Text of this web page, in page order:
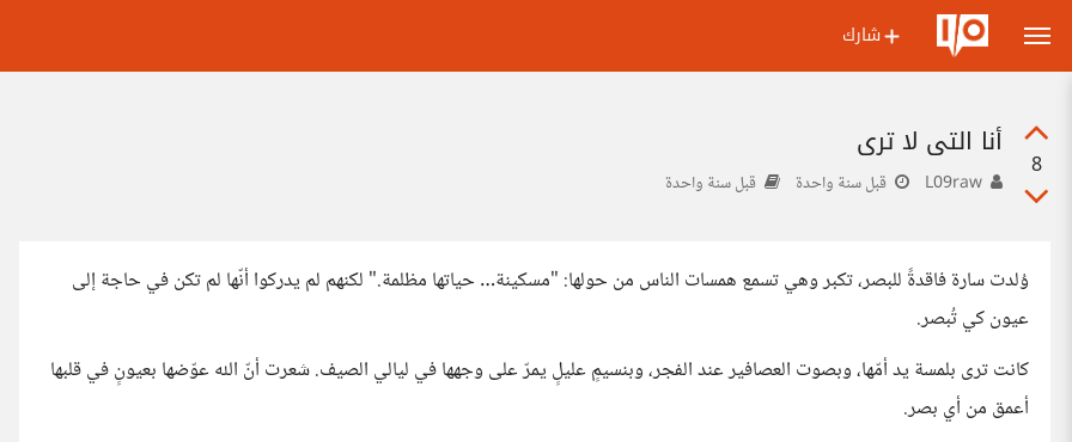
شارك
8
أنا التي لا ترى
قبل سنة واحدة قبل سنة واحدة
وُلدت سارة فاقدةً للبصر، تكبر وهي تسمع همسات الناس من حولها: "مسكينة… حياتها مظلمة." لكنهم لم يدركوا أنّها لم تكن في حاجة إلى
عيون كي تُبصر.
كانت ترى بلمسة يد أمّها، وبصوت العصافير عند الفجر، وبنسيمٍ عليلٍ يمرّ على وجهها في ليالي الصيف. شعرت أنّ الله عوّضها بعيونٍ في قلبها
أعمق من أي بصر.